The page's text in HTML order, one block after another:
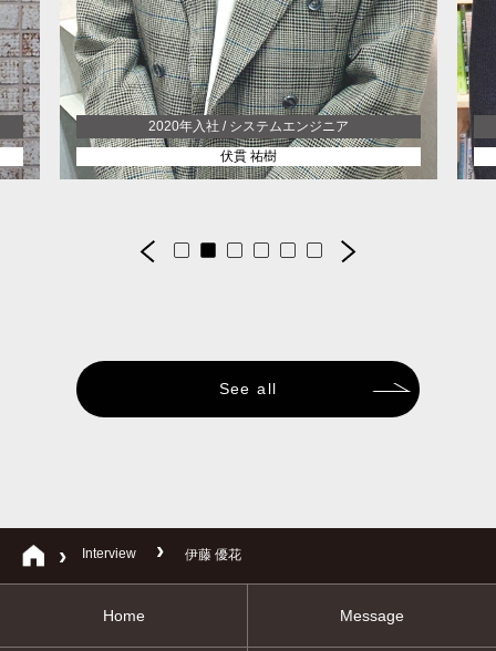
ム
技術とチームをビルドする エンジニアリングマネー
ジャーとしてキャリアを歩む
2020年入社 / システムエンジニア
伏貫 祐樹
See all
Interview 伊藤 優花
Home Message